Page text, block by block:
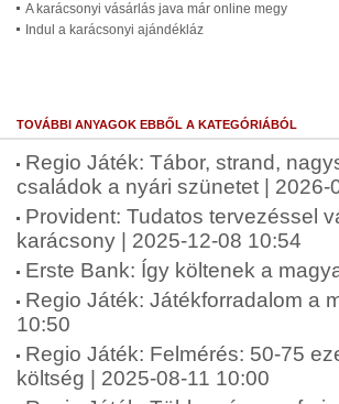
A karácsonyi vásárlás java már online megy
Indul a karácsonyi ajándékláz
TOVÁBBI ANYAGOK EBBŐL A KATEGÓRIÁBÓL
Regio Játék: Tábor, strand,
családok a nyári szünetet | 2026-
Provident: Tudatos tervezéssel
karácsony | 2025-12-08 10:54
Erste Bank: Így költenek a
Regio Játék: Játékforradalom a
10:50
Regio Játék: Felmérés: 50-75
költség | 2025-08-11 10:00